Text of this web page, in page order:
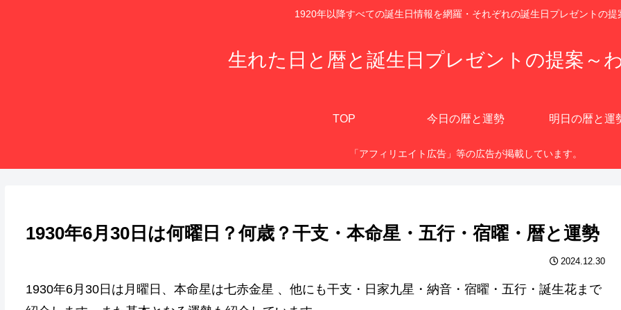
1920年以降すべての誕生日情報を網羅・それぞれの誕生日プレゼントの提
生れた日と暦と誕生日プレゼントの提案～
TOP 今日の暦と運勢 明日の暦と運
「アフィリエイト広告」等の広告が掲載しています。
1930年6月30日は何曜日？何歳？干支・本命星・五行・宿曜・暦と運勢
2024.12.30
1930年6月30日は月曜日、本命星は七赤金星 、他にも干支・日家九星・納音・宿曜・五行・誕生花まで